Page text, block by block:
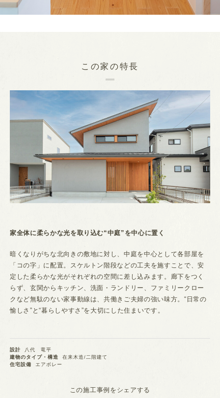
この家の特長
家全体に柔らかな光を取り込む“中庭”を中心に置く
暗くなりがちな北向きの敷地に対し、中庭を中心として各部屋を
「コの字」に配置。スケルトン階段などの工夫を施すことで、安
定した柔らかな光がそれぞれの空間に差し込みます。廊下をつく
らず、玄関からキッチン、洗面・ランドリー、ファミリークロー
クなど無駄のない家事動線は、共働きご夫婦の強い味方。“日常の
愉しさ”と“暮らしやすさ”を大切にした住まいです。
設計
八代 竜平
建物のタイプ・構造
在来木造/二階建て
住宅設備
エアボレー
この施工事例をシェアする